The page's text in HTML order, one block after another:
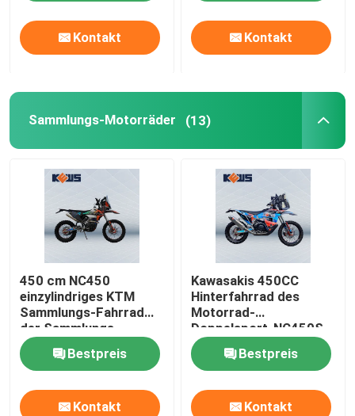
Über uns
Fabrik-Ausflug
Qualitätskontrolle
Treten Sie mit uns in Verbindung
Kontakt Kontakt
Sammlungs-Motorräder (13)
450 cm NC450
einzylindriges KTM
Sammlungs-Fahrrad
der Sammlungs-
Motorrad-
Bestpreis
Kontakt
Kawasakis 450CC
Hinterfahrrad des
Motorrad-
Doppelsport-NC450S
450CC
Bestpreis
Kontakt